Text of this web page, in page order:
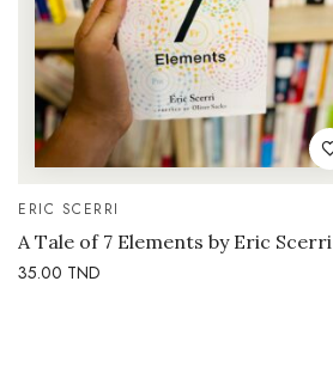
ERIC SCERRI
A Tale of 7 Elements by Eric Scerri
35.00 TND